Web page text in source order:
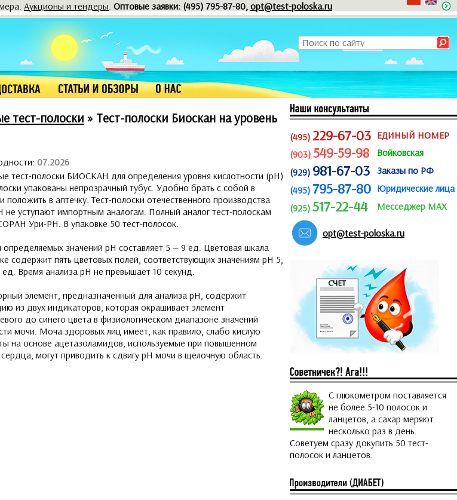
Аукционы и тендеры. Оптовые заявки: (495) 795-87-80, opt@test-poloska.ru
тест-полоски » Тест-полоски Биоскан на уровень
07.2026
тест-полоски БИОСКАН для определения уровня кислотности (pH)
упакованы непрозрачный тубус. Удобно брать с собой в
положить в аптечку. Тест-полоски отечественного производства
уступают импортным аналогам. Полный аналог тест-полоскам
Ури-PH. В упаковке 50 тест-полосок.
определяемых значений рН составляет 5 — 9 ед. Цветовая шкала
содержит пять цветовых полей, соответствующих значениям рН 5;
ед. Время анализа рН не превышает 10 секунд.
элемент, предназначенный для анализа рН, содержит
из двух индикаторов, которая окрашивает элемент
до синего цвета в физиологическом диапазоне значений
мочи. Моча здоровых лиц имеет, как правило, слабо кислую
на основе ацетазоламидов, используемые при повышенном
могут приводить к сдвигу рН мочи в щелочную область.
(495) 229-67-03 ЕДИНЫЙ НОМЕР
(903) 549-59-98
Войковская
(929) 981-67-03 Заказы по РФ
(495) 795-87-80 Юридические лица
(925) 517-22-44 Месседжер MAX
opt@test-poloska.ru
С глюкометром поставляется
не более 5-10 полосок и
ланцетов, а сахар меряют
несколько раз в день.
Советуем сразу докупить 50 тест-
полосок и ланцетов.